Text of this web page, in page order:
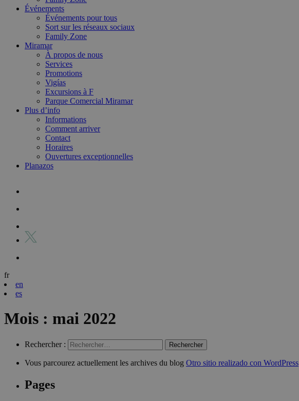
Événements
Événements pour tous
Sort sur les réseaux sociaux
Family Zone
Miramar
À propos de nous
Services
Promotions
Vigías
Excursions à F
Parque Comercial Miramar
Plus d’info
Informations
Comment arriver
Contact
Horaires
Ouvertures exceptionnelles
Planazos
fr
en
es
Mois : mai 2022
Rechercher :
Vous parcourez actuellement les archives du blog Otro sitio realizado con WordPress
Pages